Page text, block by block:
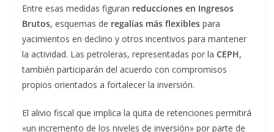
Entre esas medidas figuran reducciones en Ingresos
Brutos, esquemas de regalías más flexibles para
yacimientos en declino y otros incentivos para mantener
la actividad. Las petroleras, representadas por la CEPH,
también participarán del acuerdo con compromisos
propios orientados a fortalecer la inversión.
El alivio fiscal que implica la quita de retenciones permitirá
«un incremento de los niveles de inversión» por parte de